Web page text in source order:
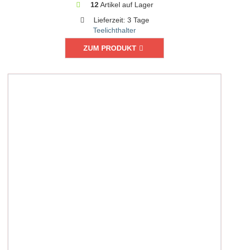
12Artikel auf Lager
Lieferzeit: 3 Tage
Teelichthalter
ZUM PRODUKT